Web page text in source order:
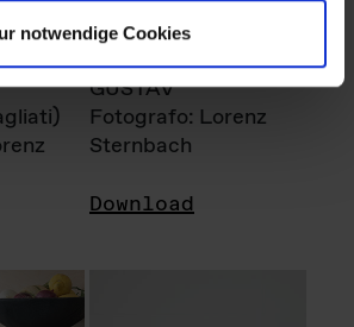
notwendige Cookies
GUSTAV
Fotografo: Lorenz
Sternbach
Download